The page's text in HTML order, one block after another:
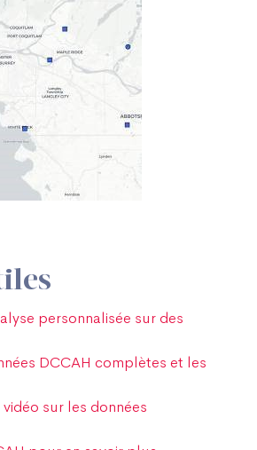
personnalisée sur des
DCCAH complètes et les
sur les données